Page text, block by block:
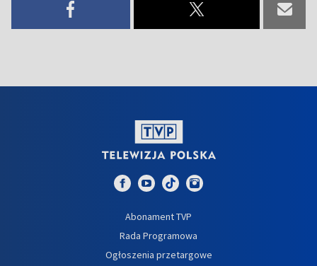
Abonament TVP
Rada Programowa
Ogłoszenia przetargowe